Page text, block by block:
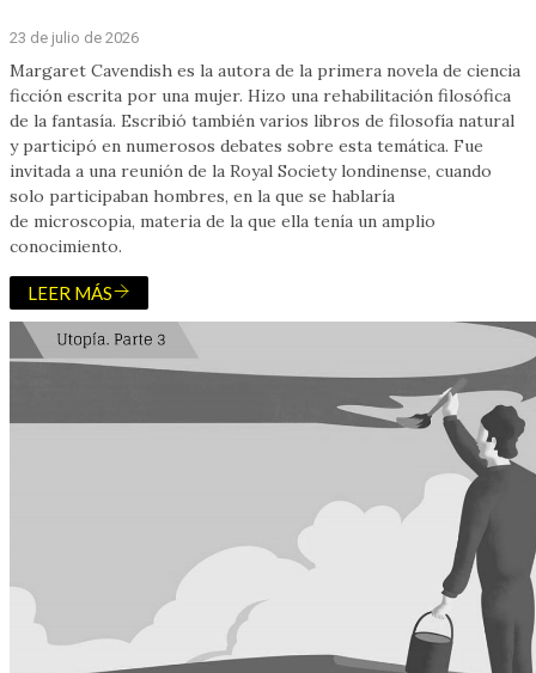
23 de julio de 2026
Margaret Cavendish es la autora de la primera novela de ciencia
ficción escrita por una mujer. Hizo una rehabilitación filosófica
de la fantasía. Escribió también varios libros de filosofía natural
y participó en numerosos debates sobre esta temática. Fue
invitada a una reunión de la Royal Society londinense, cuando
solo participaban hombres, en la que se hablaría
de microscopia, materia de la que ella tenía un amplio
conocimiento.
LEER MÁS